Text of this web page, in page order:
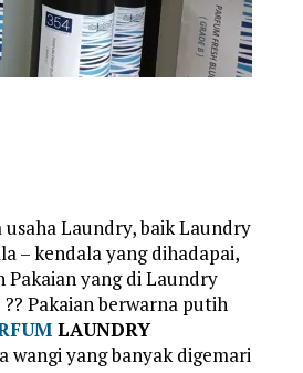
Laundry, baik Laundry
– kendala yang dihadapai,
yang di Laundry
Pakaian berwarna putih
LAUNDRY
yang banyak digemari